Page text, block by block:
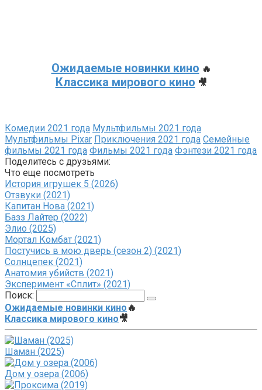
Ожидаемые новинки кино 🔥
Классика мирового кино 🎥
Комедии 2021 года Мультфильмы 2021 года
Мультфильмы Pixar Приключения 2021 года Семейные
фильмы 2021 года Фильмы 2021 года Фэнтези 2021 года
Поделитесь с друзьями:
Что еще посмотреть
История игрушек 5 (2026)
Отзвуки (2021)
Капитан Нова (2021)
Базз Лайтер (2022)
Элио (2025)
Мортал Комбат (2021)
Постучись в мою дверь (сезон 2) (2021)
Солнцепек (2021)
Анатомия убийств (2021)
Эксперимент «Сплит» (2021)
Поиск:
Ожидаемые новинки кино 🔥
Классика мирового кино🎥
Шаман (2025)
Дом у озера (2006)